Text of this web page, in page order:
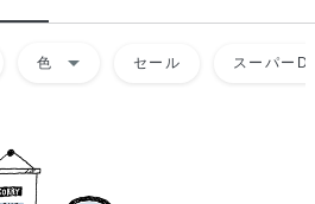
色 arrow_drop_down セール スーパー